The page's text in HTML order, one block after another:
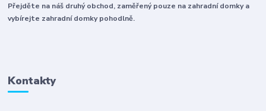
Přejděte na náš druhý obchod, zaměřený pouze na zahradní domky a
vybírejte zahradní domky pohodlně.
Kontakty